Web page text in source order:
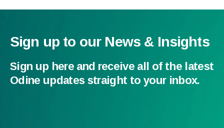
Sign up to our News & Insights
Sign up here and receive all of the latest
Odine updates straight to your inbox.